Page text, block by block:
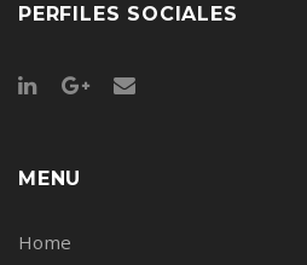
PERFILES SOCIALES
MENU
Home